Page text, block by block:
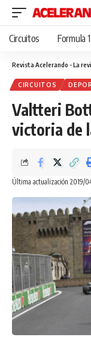
Circuitos Formula 1
Revista Acelerando - La
CIRCUITOS
Valtteri
victoria de
Última actualización 2019/